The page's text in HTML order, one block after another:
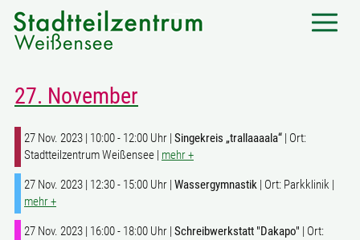
27. November
27 Nov. 2023 | 10:00 - 12:00 Uhr | Singekreis „trallaaaala“ | Ort:
Stadtteilzentrum Weißensee | mehr +
27 Nov. 2023 | 12:30 - 15:00 Uhr | Wassergymnastik | Ort: Parkklinik |
mehr +
27 Nov. 2023 | 16:00 - 18:00 Uhr | Schreibwerkstatt "Dakapo" | Ort: